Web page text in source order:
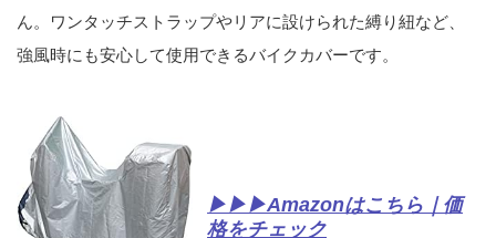
ん。ワンタッチストラップやリアに設けられた縛り紐など、
強風時にも安心して使用できるバイクカバーです。
▶▶▶Amazonはこちら｜価
格をチェック